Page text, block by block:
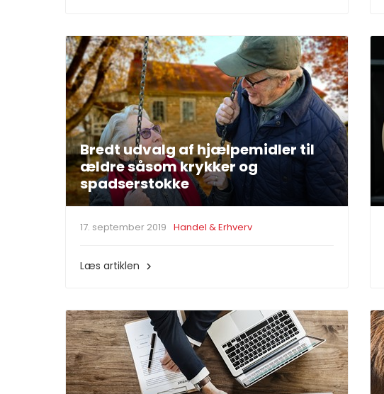
Bredt udvalg af hjælpemidler til
ældre såsom krykker og
spadserstokke
17. september 2019 Handel & Erhverv
Læs artiklen 